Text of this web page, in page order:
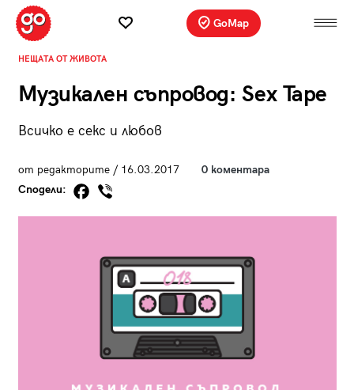
GoMap
НЕЩАТА ОТ ЖИВОТА
Музикален съпровод: Sex Tape
Всичко е секс и любов
от редакторите / 16.03.2017
0 коментара
Сподели: